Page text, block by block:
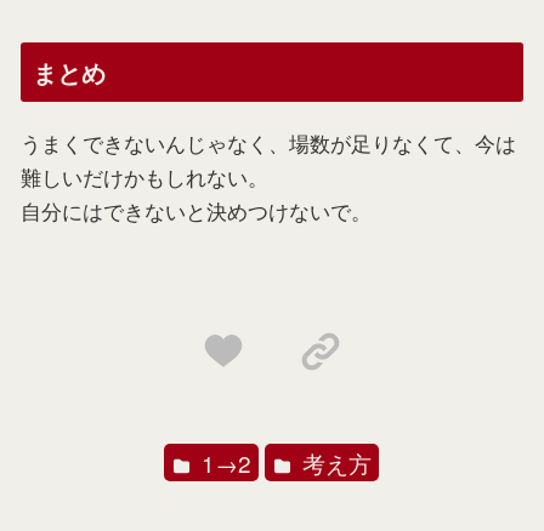
まとめ
うまくできないんじゃなく、場数が足りなくて、今は
難しいだけかもしれない。
自分にはできないと決めつけないで。
1→2 考え方